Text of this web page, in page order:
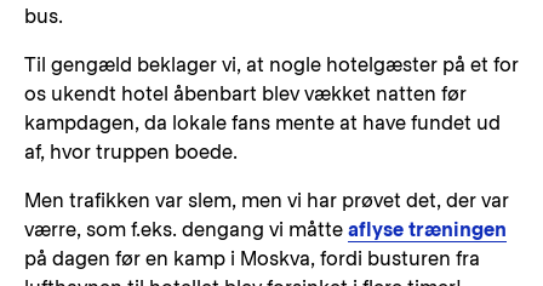
bus.
Til gengæld beklager vi, at nogle hotelgæster på et for
os ukendt hotel åbenbart blev vækket natten før
kampdagen, da lokale fans mente at have fundet ud
af, hvor truppen boede.
Men trafikken var slem, men vi har prøvet det, der var
værre, som f.eks. dengang vi måtte aflyse træningen
på dagen før en kamp i Moskva, fordi busturen fra